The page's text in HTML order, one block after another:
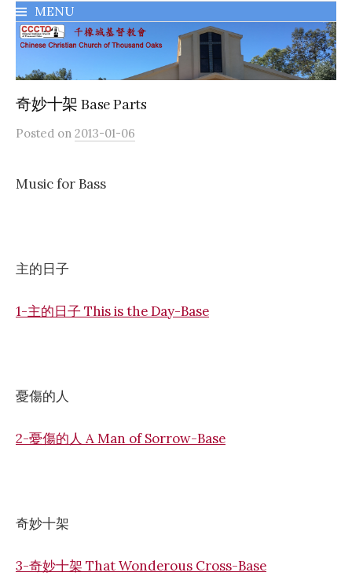
MENU
奇妙十架 Base Parts
Posted on 2013-01-06
Music for Bass
主的日子
1-主的日子 This is the Day-Base
憂傷的人
2-憂傷的人 A Man of Sorrow-Base
奇妙十架
3-奇妙十架 That Wonderous Cross-Base